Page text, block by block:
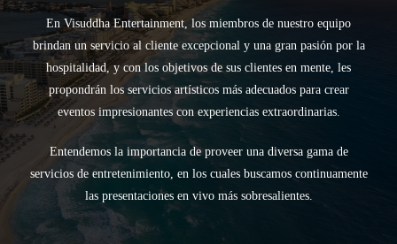
En Visuddha Entertainment, los miembros de nuestro equipo
brindan un servicio al cliente excepcional y una gran pasión por la
hospitalidad, y con los objetivos de sus clientes en mente, les
propondrán los servicios artísticos más adecuados para crear
eventos impresionantes con experiencias extraordinarias.
Entendemos la importancia de proveer una diversa gama de
servicios de entretenimiento, en los cuales buscamos continuamente
las presentaciones en vivo más sobresalientes.